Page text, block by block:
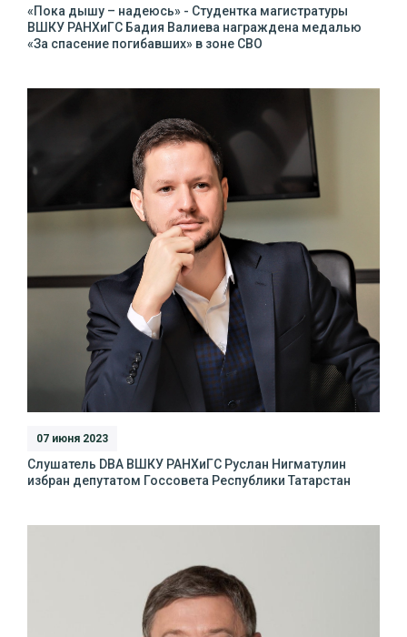
«Пока дышу – надеюсь» - Студентка магистратуры
ВШКУ РАНХиГС Бадия Валиева награждена медалью
«За спасение погибавших» в зоне СВО
07 июня 2023
Слушатель DBA ВШКУ РАНХиГС Руслан Нигматулин
избран депутатом Госсовета Республики Татарстан